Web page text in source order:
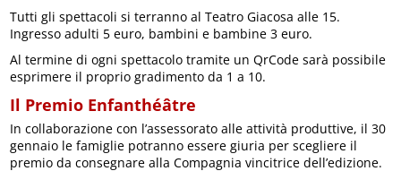
Tutti gli spettacoli si terranno al Teatro Giacosa alle 15.
Ingresso adulti 5 euro, bambini e bambine 3 euro.
Al termine di ogni spettacolo tramite un QrCode sarà possibile
esprimere il proprio gradimento da 1 a 10.
Il Premio Enfanthéâtre
In collaborazione con l’assessorato alle attività produttive, il 30
gennaio le famiglie potranno essere giuria per scegliere il
premio da consegnare alla Compagnia vincitrice dell’edizione.